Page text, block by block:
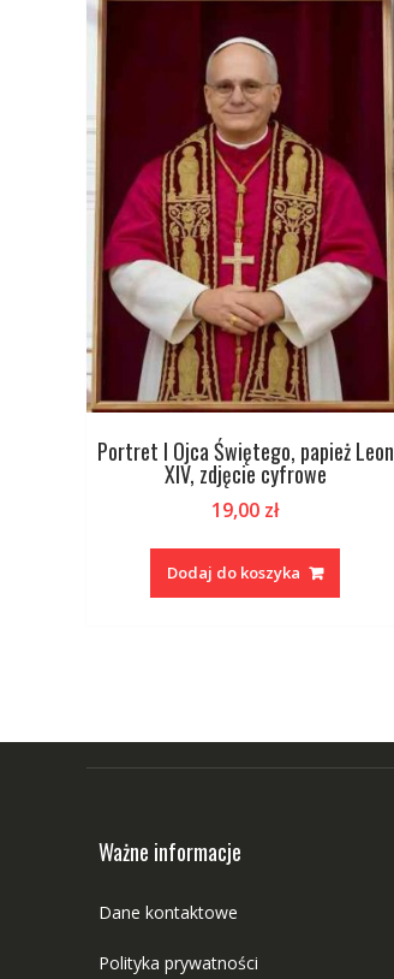
Portret I Ojca Świętego, papież Leon
XIV, zdjęcie cyfrowe
19,00 zł
Dodaj do koszyka
Ważne informacje
Dane kontaktowe
Polityka prywatności